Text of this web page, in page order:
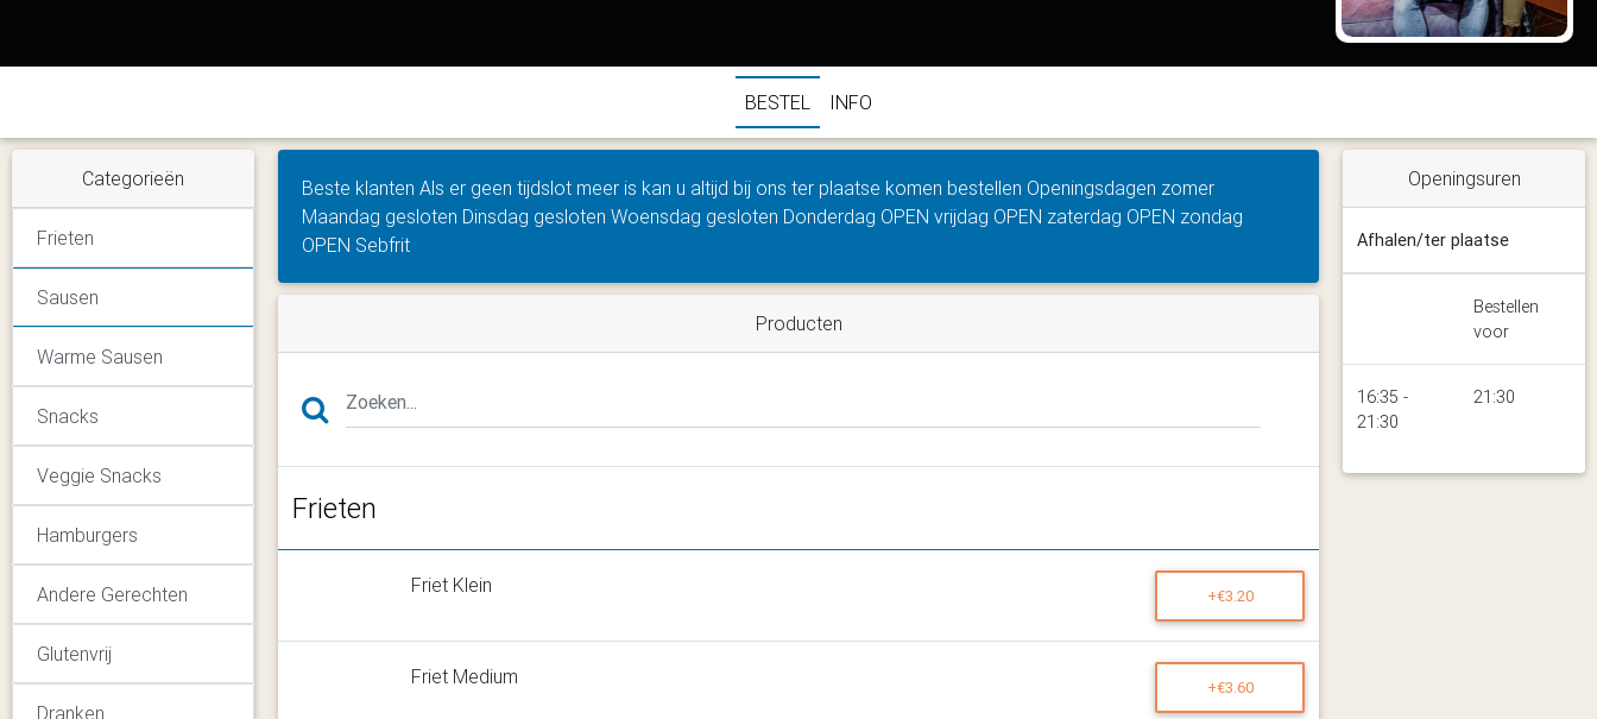
BESTEL INFO
Categorieën
Frieten
Sausen
Warme Sausen
Snacks
Veggie Snacks
Hamburgers
Andere Gerechten
Glutenvrij
Dranken
Beste klanten Als er geen tijdslot meer is kan u altijd bij ons ter plaatse komen bestellen Openingsdagen zomer
Maandag gesloten Dinsdag gesloten Woensdag gesloten Donderdag OPEN vrijdag OPEN zaterdag OPEN zondag
OPEN Sebfrit
Producten
Frieten
Friet Klein +€3.20
Friet Medium +€3.60
Openingsuren
Afhalen/ter plaatse
Bestellen
voor
16:35 -
21:30
21:30